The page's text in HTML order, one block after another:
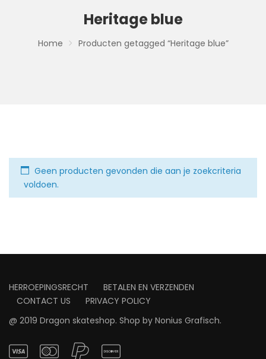
Heritage blue
Home Producten getagged “Heritage blue”
Geen producten gevonden die aan je zoekcriteria
voldoen.
HERROEPINGSRECHT
BETALEN EN VERZENDEN
CONTACT US
PRIVACY POLICY
@ 2019 Dragon skateshop. Shop by Nonius Grafisch.